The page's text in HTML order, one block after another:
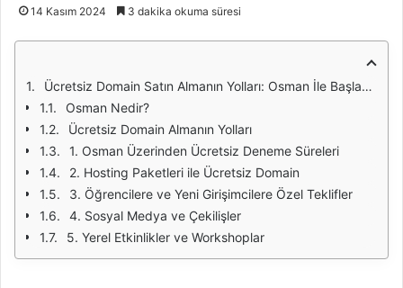
14 Kasım 2024 3 dakika okuma süresi
Ücretsiz Domain Satın Almanın Yolları: Osman İle Başlayın
Osman Nedir?
Ücretsiz Domain Almanın Yolları
1. Osman Üzerinden Ücretsiz Deneme Süreleri
2. Hosting Paketleri ile Ücretsiz Domain
3. Öğrencilere ve Yeni Girişimcilere Özel Teklifler
4. Sosyal Medya ve Çekilişler
5. Yerel Etkinlikler ve Workshoplar